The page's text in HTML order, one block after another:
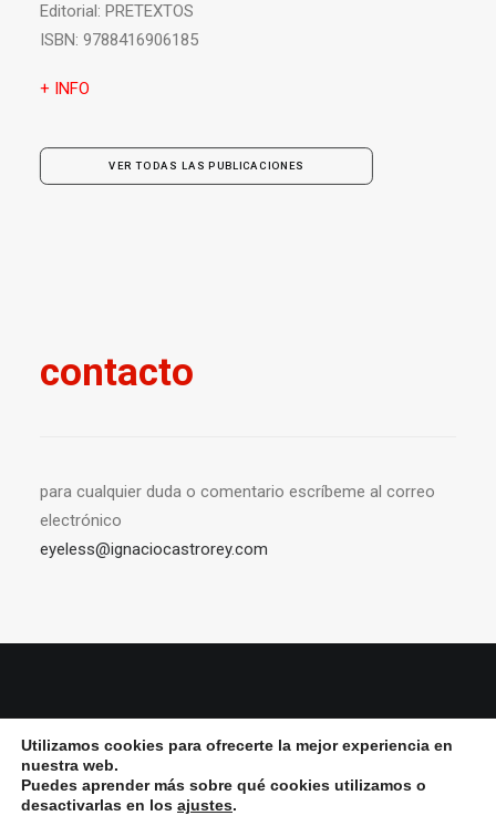
Editorial: PRETEXTOS
ISBN: 9788416906185
+ INFO
VER TODAS LAS PUBLICACIONES
contacto
para cualquier duda o comentario escríbeme al correo
electrónico
eyeless@ignaciocastrorey.com
privacidadǀPolítica de cookies
Utilizamos cookies para ofrecerte la mejor experiencia en
nuestra web.
Puedes aprender más sobre qué cookies utilizamos o
desactivarlas en los ajustes.